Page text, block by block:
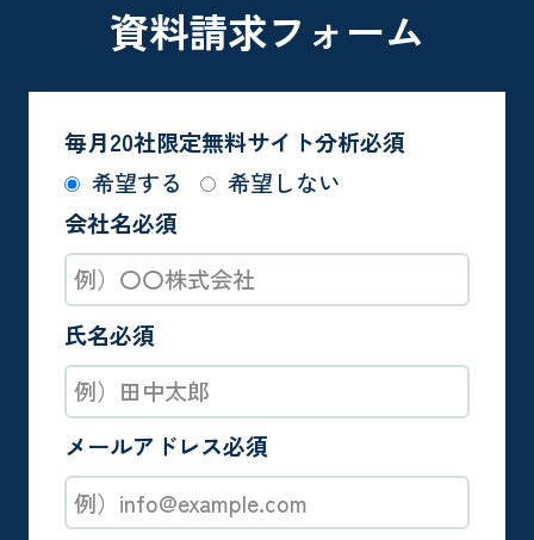
資料請求フォーム
毎月20社限定無料サイト分析必須
希望する
希望しない
会社名必須
氏名必須
メールアドレス必須